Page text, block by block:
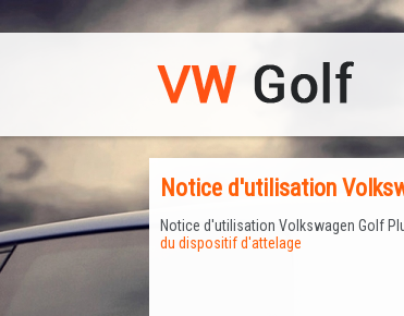
Notice d'utilisation
Notice d'utilisation Volkswagen Golf
du dispositif d'attelage